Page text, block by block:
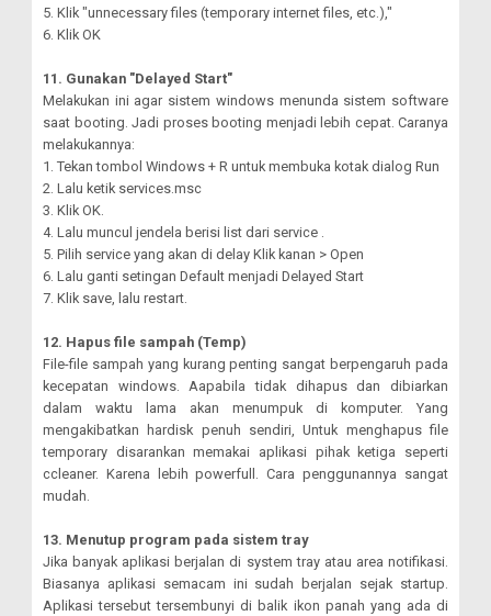
5. Klik "unnecessary files (temporary internet files, etc.),"
6. Klik OK
11. Gunakan "Delayed Start"
Melakukan ini agar sistem windows menunda sistem software
saat booting. Jadi proses booting menjadi lebih cepat. Caranya
melakukannya:
1. Tekan tombol Windows + R untuk membuka kotak dialog Run
2. Lalu ketik services.msc
3. Klik OK.
4. Lalu muncul jendela berisi list dari service .
5. Pilih service yang akan di delay Klik kanan > Open
6. Lalu ganti setingan Default menjadi Delayed Start
7. Klik save, lalu restart.
12. Hapus file sampah (Temp)
File-file sampah yang kurang penting sangat berpengaruh pada
kecepatan windows. Aapabila tidak dihapus dan dibiarkan
dalam waktu lama akan menumpuk di komputer. Yang
mengakibatkan hardisk penuh sendiri, Untuk menghapus file
temporary disarankan memakai aplikasi pihak ketiga seperti
ccleaner. Karena lebih powerfull. Cara penggunannya sangat
mudah.
13. Menutup program pada sistem tray
Jika banyak aplikasi berjalan di system tray atau area notifikasi.
Biasanya aplikasi semacam ini sudah berjalan sejak startup.
Aplikasi tersebut tersembunyi di balik ikon panah yang ada di